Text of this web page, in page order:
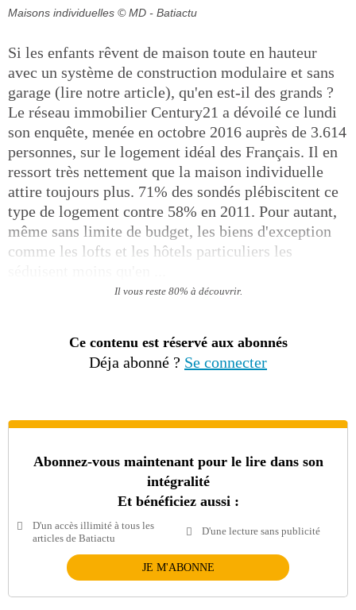
Maisons individuelles © MD - Batiactu
Si les enfants rêvent de maison toute en hauteur
avec un système de construction modulaire et sans
garage (lire notre article), qu'en est-il des grands ?
Le réseau immobilier Century21 a dévoilé ce lundi
son enquête, menée en octobre 2016 auprès de 3.614
personnes, sur le logement idéal des Français. Il en
ressort très nettement que la maison individuelle
attire toujours plus. 71% des sondés plébiscitent ce
type de logement contre 58% en 2011. Pour autant,
même sans limite de budget, les biens d'exception
comme les lofts et les hôtels particuliers les
Il vous reste 80% à découvrir.
Ce contenu est réservé aux abonnés
Déja abonné ? Se connecter
Abonnez-vous maintenant pour le lire dans son
intégralité
Et bénéficiez aussi :
D'un accès illimité à tous les
articles de Batiactu
D'une lecture sans publicité
JE M'ABONNE